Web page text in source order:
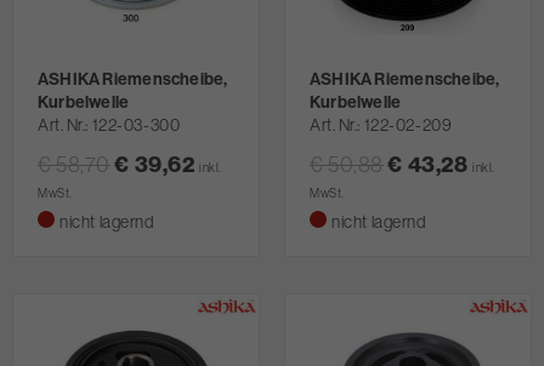
ASHIKA Riemenscheibe,
Kurbelwelle
Art. Nr. 122-03-300
€ 58,70€ 39,62 inkl.
MwSt.
nicht lagernd
ASHIKA Riemenscheibe,
Kurbelwelle
Art. Nr. 122-02-209
€ 50,88€ 43,28 inkl.
MwSt.
nicht lagernd